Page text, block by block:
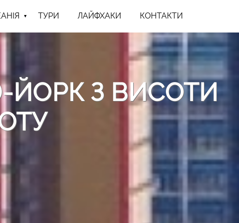
ТУРИ ЛАЙФХАКИ КОНТАКТИ
ЙОРК З ВИСОТИ